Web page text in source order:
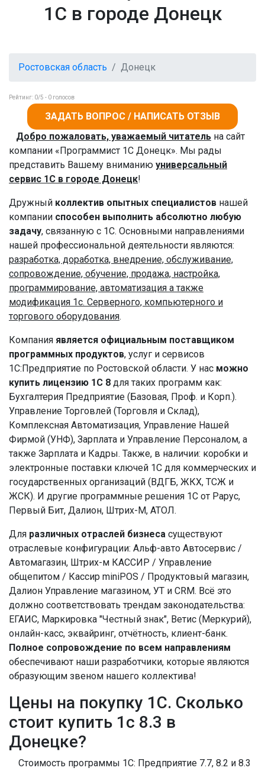
1С в городе Донецк
Ростовская область Донецк
Рейтинг: 0/5 - 0 голосов
ЗАДАТЬ ВОПРОС / НАПИСАТЬ ОТЗЫВ
Добро пожаловать, уважаемый читатель на сайт
компании «Программист 1С Донецк». Мы рады
представить Вашему вниманию универсальный
сервис 1С в городе Донецк!
Дружный коллектив опытных специалистов нашей
компании способен выполнить абсолютно любую
задачу, связанную с 1С. Основными направлениями
нашей профессиональной деятельности являются:
разработка, доработка, внедрение, обслуживание,
сопровождение, обучение, продажа, настройка,
программирование, автоматизация а также
модификация 1с. Серверного, компьютерного и
торгового оборудования.
Компания является официальным поставщиком
программных продуктов, услуг и сервисов
1С:Предприятие по Ростовской области. У нас можно
купить лицензию 1С 8 для таких программ как:
Бухгалтерия Предприятие (Базовая, Проф. и Корп.).
Управление Торговлей (Торговля и Склад),
Комплексная Автоматизация, Управление Нашей
Фирмой (УНФ), Зарплата и Управление Персоналом, а
также Зарплата и Кадры. Также, в наличии: коробки и
электронные поставки ключей 1С для коммерческих и
государственных организаций (ВДГБ, ЖКХ, ТСЖ и
ЖСК). И другие программные решения 1С от Рарус,
Первый Бит, Далион, Штрих-М, АТОЛ.
Для различных отраслей бизнеса существуют
отраслевые конфигурации: Альф-авто Автосервис /
Автомагазин, Штрих-м КАССИР / Управление
общепитом / Кассир miniPOS / Продуктовый магазин,
Далион Управление магазином, УТ и CRM. Всё это
должно соответствовать трендам законодательства:
ЕГАИС, Маркировка "Честный знак", Ветис (Меркурий),
онлайн-касс, эквайринг, отчётность, клиент-банк.
Полное сопровождение по всем направлениям
обеспечивают наши разработчики, которые являются
образующим звеном нашего коллектива!
Цены на покупку 1С. Сколько
стоит купить 1с 8.3 в
Донецке?
Стоимость программы 1С: Предприятие 7.7, 8.2 и 8.3